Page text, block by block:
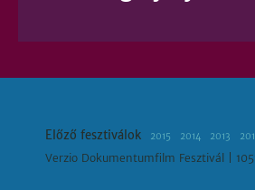
Előző fesztiválok 2015 2014 2013
Verzio Dokumentumfilm Fesztivál |